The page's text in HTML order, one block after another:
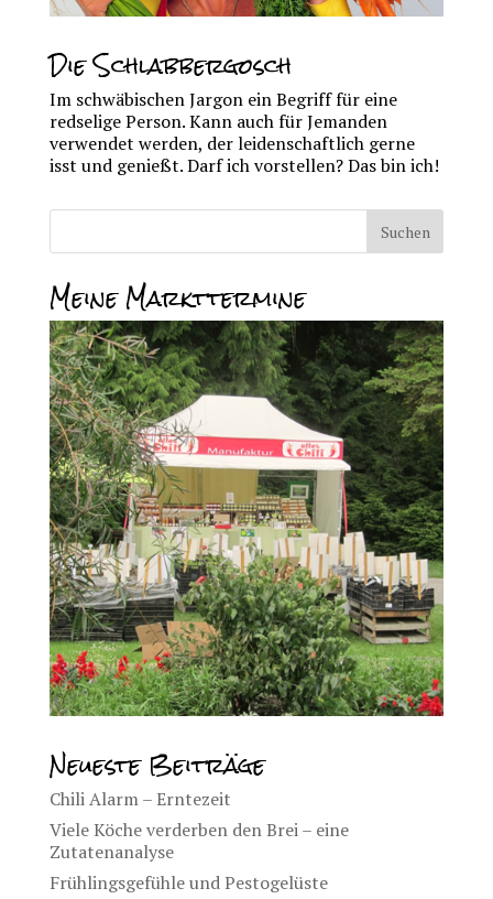
Die Schlabbergosch
Im schwäbischen Jargon ein Begriff für eine
redselige Person. Kann auch für Jemanden
verwendet werden, der leidenschaftlich gerne
isst und genießt. Darf ich vorstellen? Das bin ich!
Meine Markttermine
Neueste Beiträge
Chili Alarm – Erntezeit
Viele Köche verderben den Brei – eine
Zutatenanalyse
Frühlingsgefühle und Pestogelüste